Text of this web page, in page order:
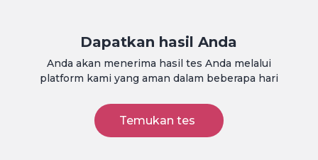
Dapatkan hasil Anda
Anda akan menerima hasil tes Anda melalui
platform kami yang aman dalam beberapa hari
Temukan tes